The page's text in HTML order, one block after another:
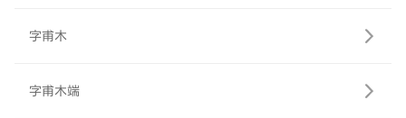
字甫木
字甫木端